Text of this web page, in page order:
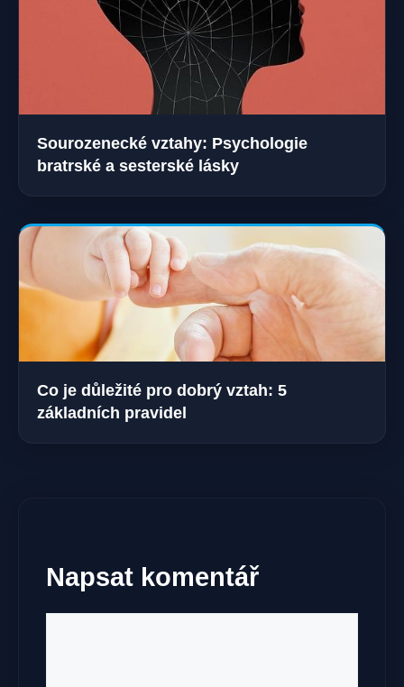
Sourozenecké vztahy: Psychologie
bratrské a sesterské lásky
Co je důležité pro dobrý vztah: 5
základních pravidel
Napsat komentář